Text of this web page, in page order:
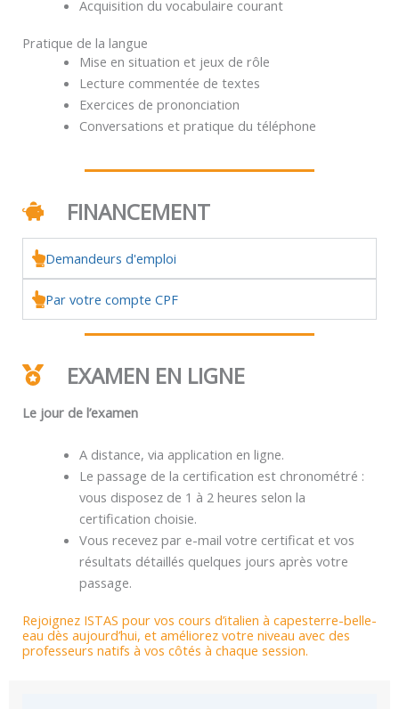
Acquisition du vocabulaire courant
Pratique de la langue
Mise en situation et jeux de rôle
Lecture commentée de textes
Exercices de prononciation
Conversations et pratique du téléphone
FINANCEMENT
Demandeurs d'emploi
Par votre compte CPF
EXAMEN EN LIGNE
Le jour de l’examen
A distance, via application en ligne.
Le passage de la certification est chronométré :
vous disposez de 1 à 2 heures selon la
certification choisie.
Vous recevez par e-mail votre certificat et vos
résultats détaillés quelques jours après votre
passage.
Rejoignez ISTAS pour vos cours d’italien à capesterre-belle-
eau dès aujourd’hui, et améliorez votre niveau avec des
professeurs natifs à vos côtés à chaque session.